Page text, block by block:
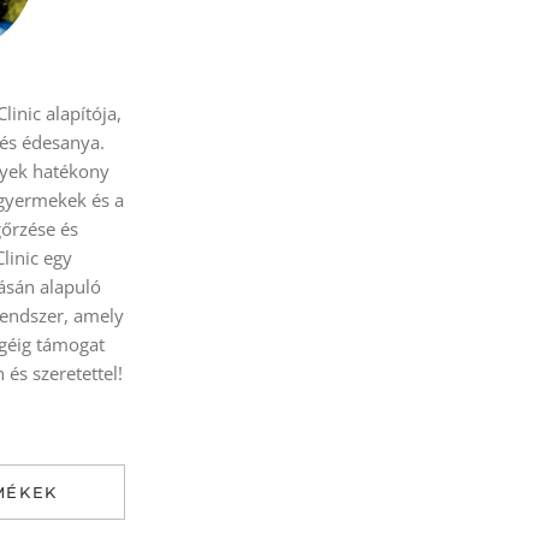
alapítója,
édesanya.
hatékony
és a
és
egy
alapuló
amely
támogat
és szeretettel!